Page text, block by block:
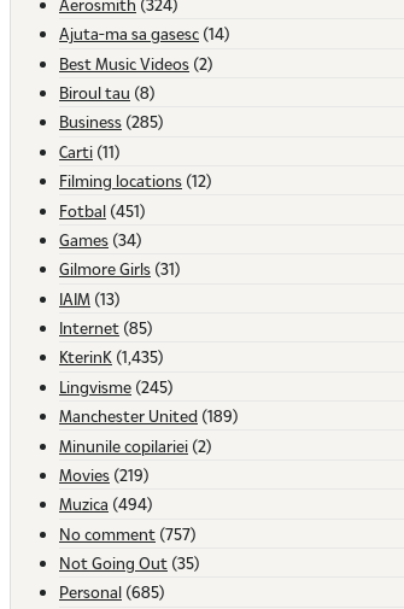
Aerosmith (324)
Ajuta-ma sa gasesc (14)
Best Music Videos (2)
Biroul tau (8)
Business (285)
Carti (11)
Filming locations (12)
Fotbal (451)
Games (34)
Gilmore Girls (31)
IAIM (13)
Internet (85)
KterinK (1,435)
Lingvisme (245)
Manchester United (189)
Minunile copilariei (2)
Movies (219)
Muzica (494)
No comment (757)
Not Going Out (35)
Personal (685)